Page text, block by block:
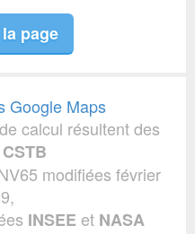
page
Google Maps
calcul résultent des
CSTB
modifiées février
INSEE et NASA